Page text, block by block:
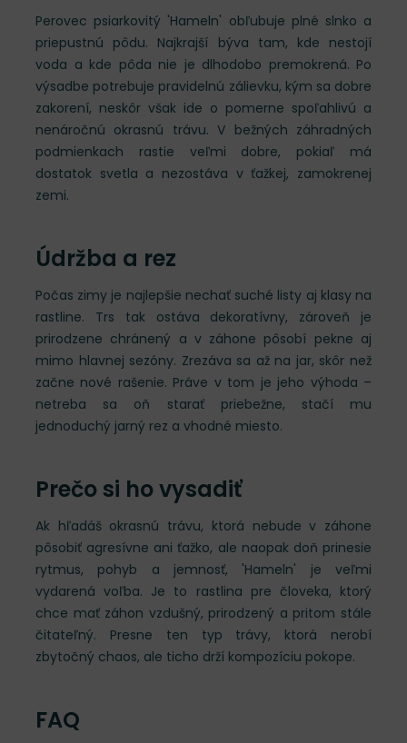
Perovec psiarkovitý 'Hameln' obľubuje plné slnko a
priepustnú pôdu. Najkrajší býva tam, kde nestojí
voda a kde pôda nie je dlhodobo premokrená. Po
výsadbe potrebuje pravidelnú zálievku, kým sa dobre
zakorení, neskôr však ide o pomerne spoľahlivú a
nenáročnú okrasnú trávu. V bežných záhradných
podmienkach rastie veľmi dobre, pokiaľ má
dostatok svetla a nezostáva v ťažkej, zamokrenej
zemi.
Údržba a rez
Počas zimy je najlepšie nechať suché listy aj klasy na
rastline. Trs tak ostáva dekoratívny, zároveň je
prirodzene chránený a v záhone pôsobí pekne aj
mimo hlavnej sezóny. Zrezáva sa až na jar, skôr než
začne nové rašenie. Práve v tom je jeho výhoda –
netreba sa oň starať priebežne, stačí mu
jednoduchý jarný rez a vhodné miesto.
Prečo si ho vysadiť
Ak hľadáš okrasnú trávu, ktorá nebude v záhone
pôsobiť agresívne ani ťažko, ale naopak doň prinesie
rytmus, pohyb a jemnosť, 'Hameln' je veľmi
vydarená voľba. Je to rastlina pre človeka, ktorý
chce mať záhon vzdušný, prirodzený a pritom stále
čitateľný. Presne ten typ trávy, ktorá nerobí
zbytočný chaos, ale ticho drží kompozíciu pokope.
FAQ